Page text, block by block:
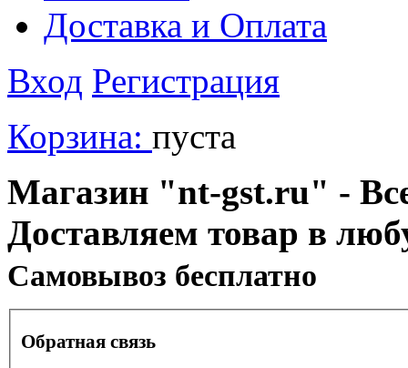
Доставка и Оплата
Вход Регистрация
Корзина: пуста
Магазин "nt-gst.ru" -
Доставляем товар в
Cамовывоз бесплатно
Обратная связь